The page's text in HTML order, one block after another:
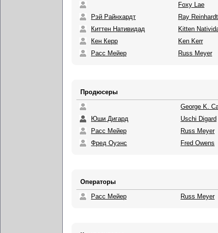
Foxy Lae
Рэй Райнхардт
Ray Reinhardt
Киттен Нативидад
Kitten
Кен Керр
Ken Kerr
Расс Мейер
Russ Meyer
Продюсеры
George K.
Юши Дигард
Uschi Digard
Расс Мейер
Russ Meyer
Фред Оуэнс
Fred Owens
Операторы
Расс Мейер
Russ Meyer